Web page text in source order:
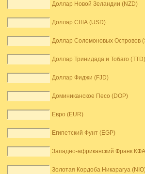
Доллар Новой Зеландии (NZD)
Доллар США (USD)
Доллар Соломоновых Островов
Доллар Тринидада и Тобаго (TTD)
Доллар Фиджи (FJD)
Доминиканское Песо (DOP)
Евро (EUR)
Египетский Фунт (EGP)
Западно-африканский Франк
Золотая Кордоба Никарагуа